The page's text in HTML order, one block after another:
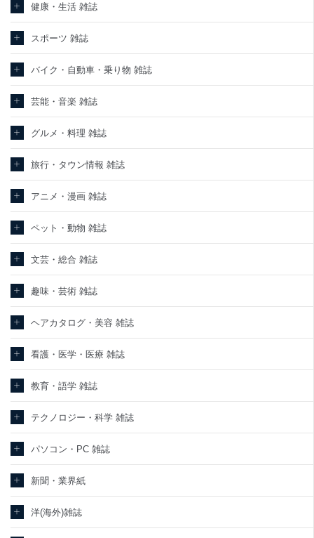
健康・生活 雑誌
スポーツ 雑誌
バイク・自動車・乗り物 雑誌
芸能・音楽 雑誌
グルメ・料理 雑誌
旅行・タウン情報 雑誌
アニメ・漫画 雑誌
ペット・動物 雑誌
文芸・総合 雑誌
趣味・芸術 雑誌
ヘアカタログ・美容 雑誌
看護・医学・医療 雑誌
教育・語学 雑誌
テクノロジー・科学 雑誌
パソコン・PC 雑誌
新聞・業界紙
洋(海外)雑誌